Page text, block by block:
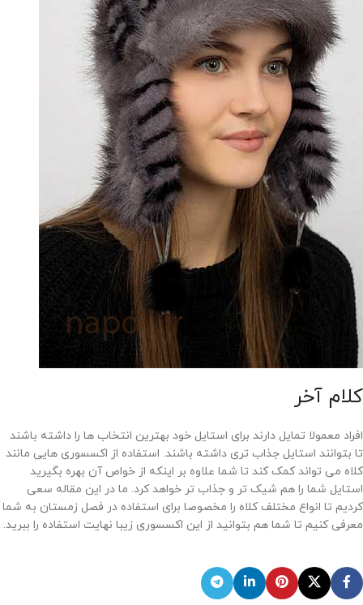
کلام آخر
افراد معمولا تمایل دارند برای استایل خود بهترین انتخاب ها را داشته باشند
تا بتوانند استایل جذاب تری داشته باشند. استفاده از اکسسوری هایی مانند
کلاه می تواند کمک کند تا شما علاوه بر اینکه از خواص آن بهره بگیرید
استایل شما را هم شیک تر و جذاب تر خواهد کرد. ما در این مقاله سعی
کردیم تا انواع مختلف کلاه را مخصوصا برای استفاده در فصل زمستان به شما
معرفی کنیم تا شما هم بتوانید از این اکسسوری زیبا نهایت استفاده را ببرید.